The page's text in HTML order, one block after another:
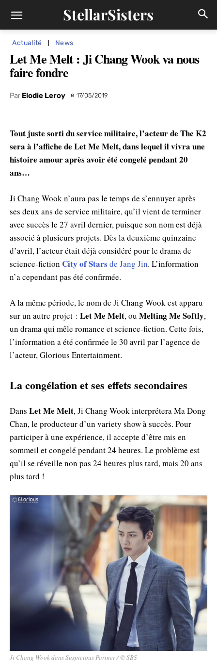
StellarSisters
Actualité News
Let Me Melt : Ji Chang Wook va nous
faire fondre
Par Elodie Leroy le 17/05/2019
Tout juste sorti du service militaire, l’acteur de The K2
sera à l’affiche de Let Me Melt, dans lequel il vivra une
histoire amour après avoir été congelé pendant 20
ans…
Ji Chang Wook n’aura pas le temps de s’ennuyer après
ses deux ans de service militaire, qu’il vient de terminer
avec succès le 27 avril dernier, puisque son nom est déjà
associé à plusieurs projets. Dès la deuxième quinzaine
d’avril, l’acteur était déjà considéré pour le drama de
science-fiction City of Stars de Jang Jin. L’information
n’a cependant pas été confirmée.
A la même période, le nom de Ji Chang Wook est apparu
sur un autre projet : Let Me Melt, ou Melting Me Softly,
un drama qui mêle romance et science-fiction. Cette fois,
l’information a été confirmée le 30 avril par l’agence de
l’acteur, Glorious Entertainment.
La congélation et ses effets secondaires
Dans Let Me Melt, Ji Chang Wook interprétera Ma Dong
Chan, le producteur d’un variety show à succès. Pour
participer à une expérience, il accepte d’être mis en
sommeil et congelé pendant 24 heures. Le problème est
qu’il se réveille non pas 24 heures plus tard, mais 20 ans
plus tard !
Ji Chang Wook dans Suspicious Partner / © SBS